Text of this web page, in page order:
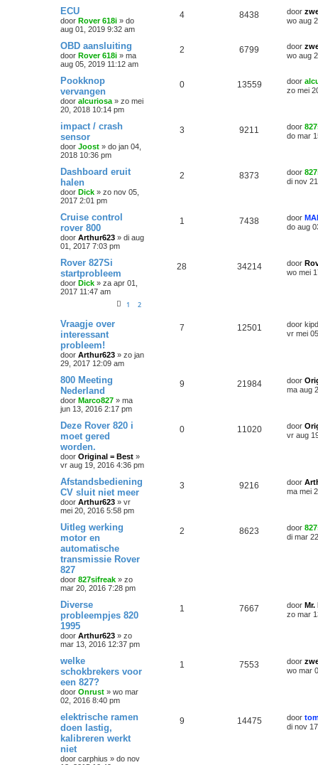
ECU
door Rover 618i » do
aug 01, 2019 9:32 am
4 8438 door
wo aug
OBD aansluiting
door Rover 618i » ma
aug 05, 2019 11:12 am
2 6799 door
wo aug
Pookknop
vervangen
door alcuriosa » zo mei
20, 2018 10:14 pm
0 13559 door
zo mei
impact / crash
sensor
door Joost » do jan 04,
2018 10:36 pm
3 9211 door
do mar
Dashboard eruit
halen
door Dick » zo nov 05,
2017 2:01 pm
2 8373 door
di nov
Cruise control
rover 800
door Arthur623 » di aug
01, 2017 7:03 pm
1 7438 door
do aug
Rover 827Si
startprobleem
door Dick » za apr 01,
2017 11:47 am
1 2
28 34214 door
wo mei
Vraagje over
interessant
probleem!
door Arthur623 » zo jan
29, 2017 12:09 am
7 12501 door
vr mei
800 Meeting
Nederland
door Marco827 » ma
jun 13, 2016 2:17 pm
9 21984 door
ma aug
Deze Rover 820 i
moet gered
worden.
door Original = Best »
vr aug 19, 2016 4:36 pm
0 11020 door
vr aug
Afstandsbediening
CV sluit niet meer
door Arthur623 » vr
mei 20, 2016 5:58 pm
3 9216 door
ma mei
Uitleg werking
motor en
automatische
transmissie Rover
827
door 827sifreak » zo
mar 20, 2016 7:28 pm
2 8623 door
di mar
Diverse
probleempjes 820
1995
door Arthur623 » zo
mar 13, 2016 12:37 pm
1 7667 door Mr.
zo mar
welke
schokbrekers voor
een 827?
door Onrust » wo mar
02, 2016 8:40 pm
1 7553 door
wo mar
elektrische ramen
doen lastig,
kalibreren werkt
niet
door carphius » do nov
9 14475 door
di nov